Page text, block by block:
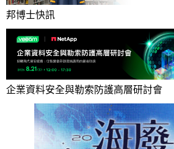
邦博士快訊
企業資料安全與勒索防護高層研討會